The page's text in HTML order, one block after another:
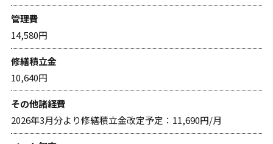
管理費
14,580円
修繕積立金
10,640円
その他諸経費
2026年3月分より修繕積立金改定予定：11,690円/月